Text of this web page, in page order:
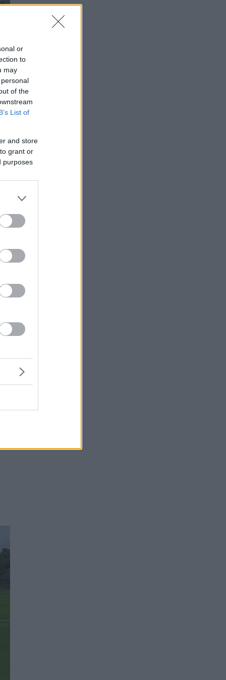
or
to
may
of the
List of
and store
grant or
purposes